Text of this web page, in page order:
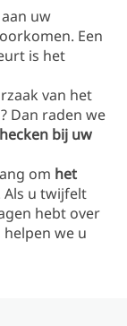
aan uw
Een
is het
van het
Dan raden we
bij uw
om het
Als u twijfelt
hebt over
we u